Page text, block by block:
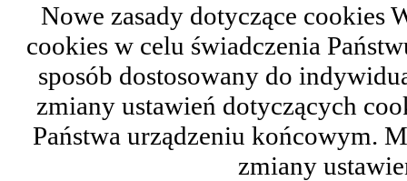
Nowe zasady dotyczące cookies
cookies w celu świadczenia
sposób dostosowany do
zmiany ustawień dotyczących
Państwa urządzeniu końcowym.
zmiany